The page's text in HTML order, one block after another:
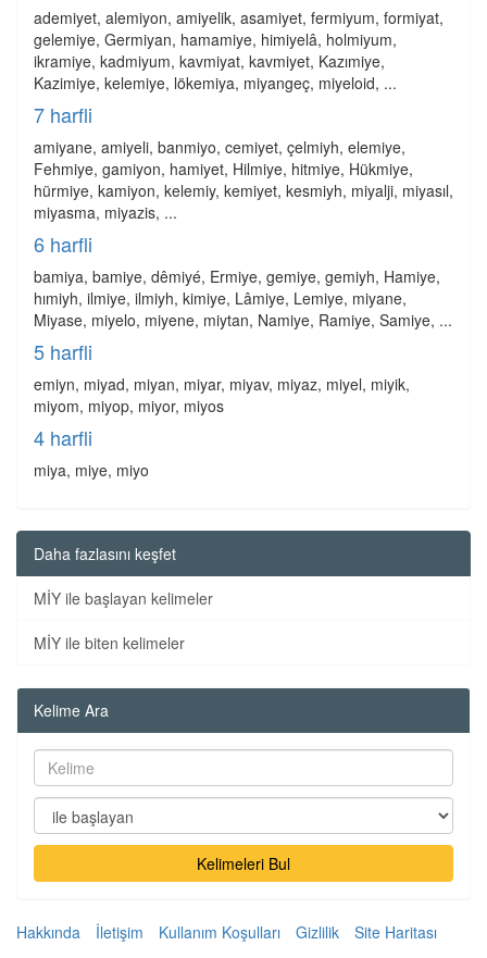
ademiyet, alemiyon, amiyelik, asamiyet, fermiyum, formiyat,
gelemiye, Germiyan, hamamiye, himiyelâ, holmiyum,
ikramiye, kadmiyum, kavmiyat, kavmiyet, Kazımiye,
Kazimiye, kelemiye, lökemiya, miyangeç, miyeloid, ...
7 harfli
amiyane, amiyeli, banmiyo, cemiyet, çelmiyh, elemiye,
Fehmiye, gamiyon, hamiyet, Hilmiye, hitmiye, Hükmiye,
hürmiye, kamiyon, kelemiy, kemiyet, kesmiyh, miyalji, miyasıl,
miyasma, miyazis, ...
6 harfli
bamiya, bamiye, dêmiyé, Ermiye, gemiye, gemiyh, Hamiye,
hımiyh, ilmiye, ilmiyh, kimiye, Lâmiye, Lemiye, miyane,
Miyase, miyelo, miyene, miytan, Namiye, Ramiye, Samiye, ...
5 harfli
emiyn, miyad, miyan, miyar, miyav, miyaz, miyel, miyik,
miyom, miyop, miyor, miyos
4 harfli
miya, miye, miyo
Daha fazlasını keşfet
MİY ile başlayan kelimeler
MİY ile biten kelimeler
Kelime Ara
Kelimeleri Bul
Hakkında İletişim Kullanım Koşulları Gizlilik Site Haritası